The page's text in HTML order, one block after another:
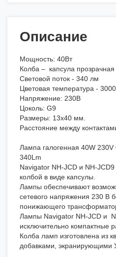
Описание
Мощность: 40Вт
Колба – капсула прозрачная
Световой поток - 340 лм
Цветовая температура -
Напряжение: 230В
Цоколь: G9
Размеры: 13х40 мм.
Расстояние между
Лампа галогенная 40W
340Lm
Navigator NH-JCD и NH-
колбой в виде капсулы.
Лампы обеспечивают
сетевого напряжения 230 В
понижающего
Лампы Navigator NH-JCD и
исключительно компактные
Колба ламп изготовлена из
добавками, экранирующими